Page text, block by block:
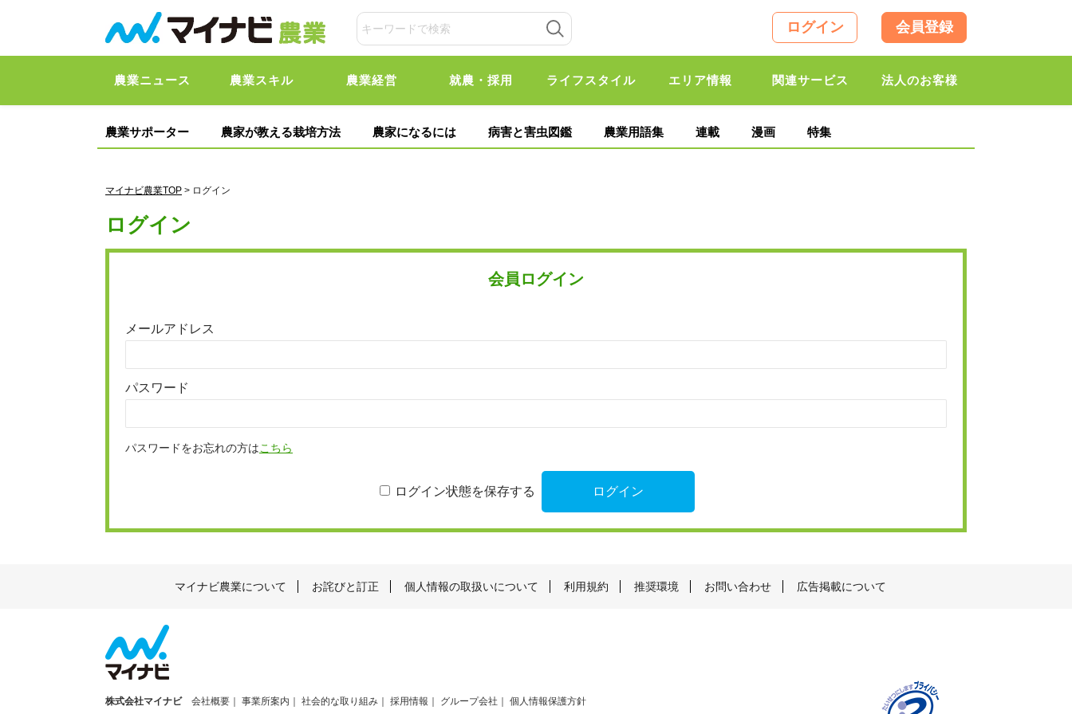
ログイン 会員登録
農業ニュース 農業スキル 農業経営 就農・採用 ライフスタイル エリア情報 関連サービス 法人のお客様
農業サポーター 農家が教える栽培方法 農家になるには 病害と害虫図鑑 農業用語集 連載 漫画 特集
マイナビ農業TOP > ログイン
ログイン
会員ログイン
メールアドレス
パスワード
パスワードをお忘れの方はこちら
ログイン状態を保存する
マイナビ農業について お詫びと訂正 個人情報の取扱いについて 利用規約 推奨環境 お問い合わせ 広告掲載について
株式会社マイナビ 会社概要 事業所案内 社会的な取り組み 採用情報 グループ会社 個人情報保護方針